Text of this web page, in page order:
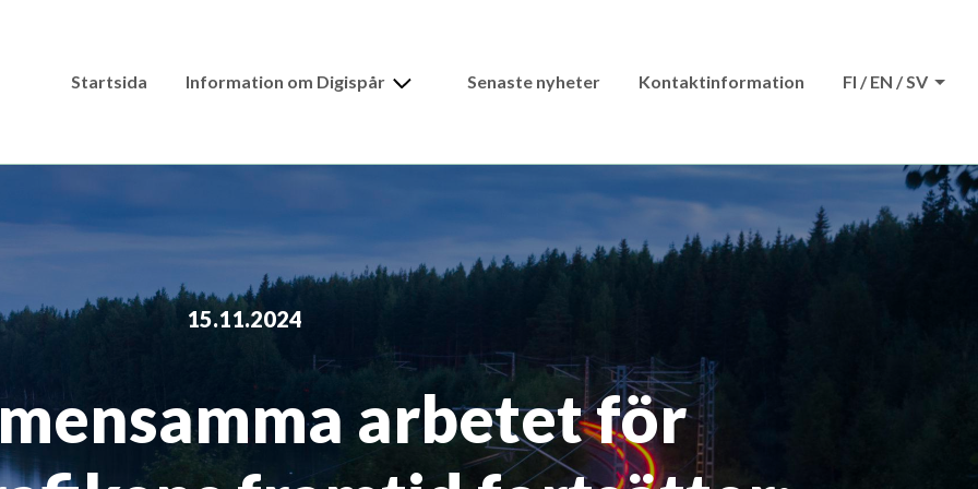
Startsida Information om Digispår Expand
menu
Senaste nyheter Kontaktinformation FI / EN / SV
15.11.2024
arbetet för